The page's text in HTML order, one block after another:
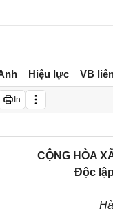
Hiệu lực VB
In
CỘNG HÒA
Độc